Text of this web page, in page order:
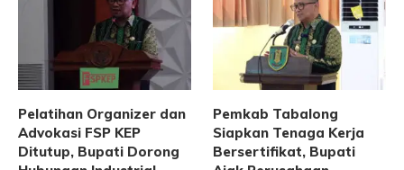
Pelatihan Organizer dan
Advokasi FSP KEP
Ditutup, Bupati Dorong
Pemkab Tabalong
Siapkan Tenaga Kerja
Bersertifikat, Bupati